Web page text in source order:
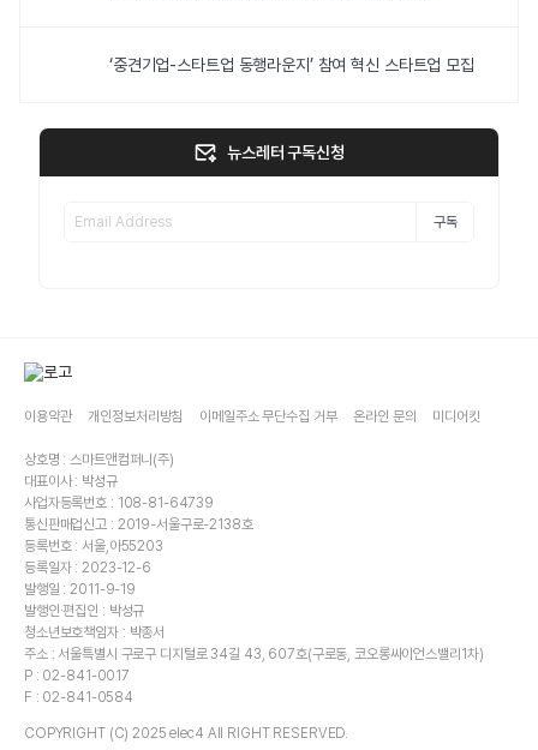
‘중견기업-스타트업 동행라운지’ 참여 혁신 스타트업 모집
뉴스레터 구독신청
구독
이용약관 개인정보처리방침 이메일주소 무단수집 거부 온라인 문의 미디어킷
상호명 : 스마트앤컴퍼니(주)
대표이사 : 박성규
사업자등록번호 : 108-81-64739
통신판매업신고 : 2019-서울구로-2138호
등록번호 : 서울,아55203
등록일자 : 2023-12-6
발행일 : 2011-9-19
발행인·편집인 : 박성규
청소년보호책임자 : 박종서
주소 : 서울특별시 구로구 디지털로 34길 43, 607호(구로동, 코오롱싸이언스밸리1차)
P : 02-841-0017
F : 02-841-0584
COPYRIGHT (C) 2025 elec4 All RIGHT RESERVED.